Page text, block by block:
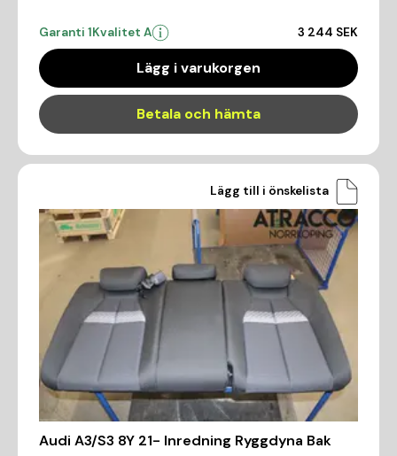
Garanti 1Kvalitet A 3 244 SEK
Lägg i varukorgen
Betala och hämta
Lägg till i önskelista
Audi A3/S3 8Y 21- Inredning Ryggdyna Bak